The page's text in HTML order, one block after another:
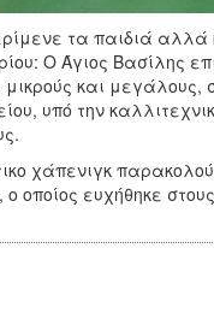
τα παιδιά αλλά
Ο Άγιος Βασίλης
και μεγάλους,
υπό την
χάπενιγκ
ευχήθηκε